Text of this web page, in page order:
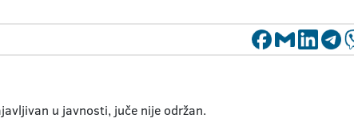
u javnosti, juče nije održan.